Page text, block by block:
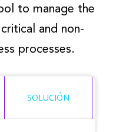
to manage the
and non-
processes.
SOLUCIÓN